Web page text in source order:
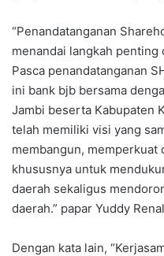
“Penandatanganan
menandai langkah penting
Pasca penandatanganan
ini bank bjb bersama
Jambi beserta Kabupaten
telah memiliki visi yang
membangun, memperkuat
khususnya untuk
daerah sekaligus
daerah.” papar Yuddy
Dengan kata lain,